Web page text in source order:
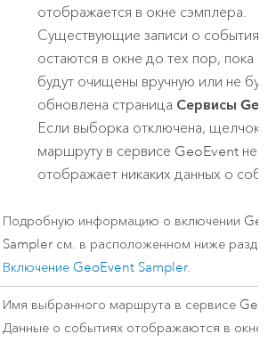
отображается в окне сэмплера.
Существующие записи о событиях
остаются в окне до тех пор, пока
будут очищены вручную или не
обновлена страница Сервисы
Если выборка отключена, щелчок
маршруту в сервисе GeoEvent не
отображает никаких данных о
Подробную информацию о включении
Sampler см. в расположенном ниже
Включение GeoEvent Sampler.
Имя выбранного маршрута в сервисе
Данные о событиях отображаются в окне